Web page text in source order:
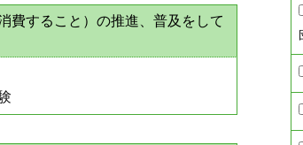
費すること）の推進、普及をして